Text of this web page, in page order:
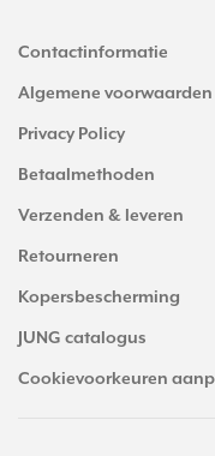
Contactinformatie
Algemene voorwaarden
Privacy Policy
Betaalmethoden
Verzenden & leveren
Retourneren
Kopersbescherming
JUNG catalogus
Cookievoorkeuren